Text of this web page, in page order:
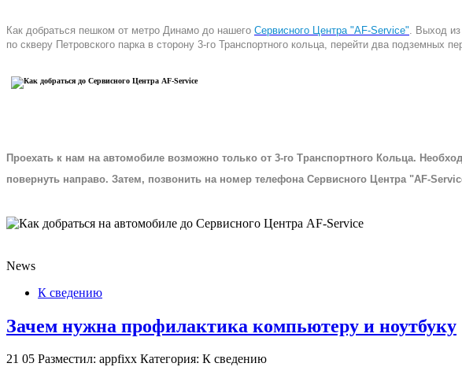
Как добраться пешком от метро Динамо до нашего Сервисного Центра "AF-Service". Выход из
по скверу Петровского парка в сторону 3-го Транспортного кольца, перейти два
Проехать к нам на автомобиле возможно только от 3-го Транспортного Кольца.
повернуть направо. Затем, позвонить на номер телефона Сервисного Центра "AF-
News
К сведению
Зачем нужна профилактика компьютеру и ноутбуку
21 05 Разместил: appfixx Категория: К сведению